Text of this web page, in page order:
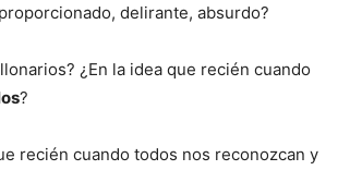
delirante, absurdo?
¿En la idea que recién cuando
?
recién cuando todos nos reconozcan y